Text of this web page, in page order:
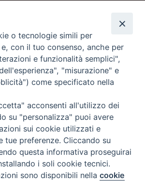
PASTORALI
DELLE ORE
FOTOGRAFICHE
VIDEO
Preferenze Cookie
o tecnologie simili per
con il tuo consenso, anche per
e funzionalità semplici",
"misurazione" e
come specificato nella
acconsenti all'utilizzo dei
su "personalizza" puoi avere
sui cookie utilizzati e
tue preferenze. Cliccando su
questa informativa proseguirai
i soli cookie tecnici.
sono disponibili nellacookie